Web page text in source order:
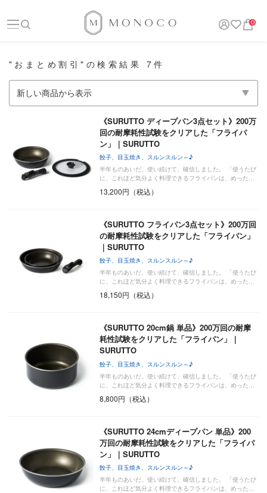
0
"おまとめ割引"の検索結果 7件
《SURUTTO ディープパン3点セット》200万
回の耐摩耗性試験をクリアした「フライパ
ン」｜SURUTTO
餃子、目玉焼き、スルンスルン～♪
半年ものあいだ、使い続けて、確信しました。 「使うたび
に、これほど気分よく料理できるフライパンは、めった…
13,200円（税込）
《SURUTTO フライパン3点セット》200万回
の耐摩耗性試験をクリアした「フライパン」
｜SURUTTO
餃子、目玉焼き、スルンスルン～♪
半年ものあいだ、使い続けて、確信しました。 「使うたび
に、これほど気分よく料理できるフライパンは、めった…
18,150円（税込）
《SURUTTO 20cm鍋 単品》200万回の耐摩
耗性試験をクリアした「フライパン」｜
SURUTTO
餃子、目玉焼き、スルンスルン～♪
半年ものあいだ、使い続けて、確信しました。 「使うたび
に、これほど気分よく料理できるフライパンは、めった…
8,800円（税込）
《SURUTTO 24cmディープパン 単品》200
万回の耐摩耗性試験をクリアした「フライパ
ン」｜SURUTTO
餃子、目玉焼き、スルンスルン～♪
半年ものあいだ、使い続けて、確信しました。 「使うたび
に、これほど気分よく料理できるフライパンは、めった…